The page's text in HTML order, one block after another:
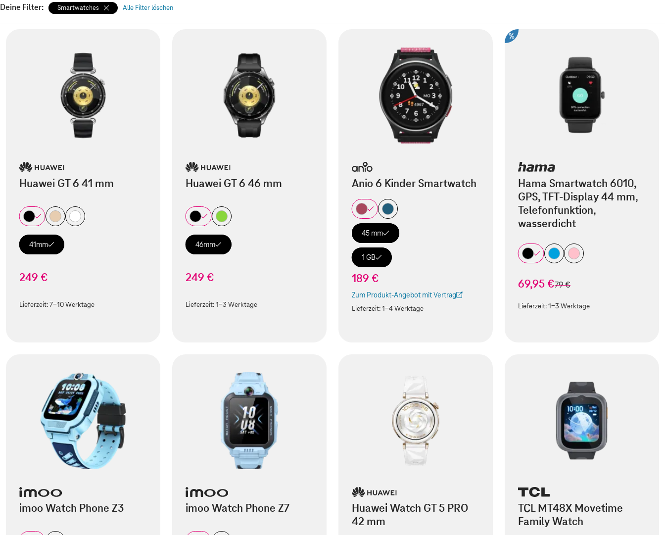
Deine Filter: Smartwatches Alle Filter löschen
Huawei GT 6 41 mm
41mm
249 €
Lieferzeit:7-10 Werktage
Huawei GT 6 46 mm
46mm
249 €
Lieferzeit:1-3 Werktage
Anio 6 Kinder Smartwatch
45 mm
1 GB
189 €
Zum Produkt-Angebot mit Vertrag
(Der Link wird in einem neuen Tab geöffnet)
Lieferzeit:1-4 Werktage
%
Hama Smartwatch 6010,
GPS, TFT-Display 44 mm,
Telefonfunktion,
wasserdicht
69,95 €statt
79 €
Lieferzeit:1-3 Werktage
imoo Watch Phone Z3 imoo Watch Phone Z7
Huawei Watch GT 5 PRO
42 mm
TCL MT48X Movetime
Family Watch